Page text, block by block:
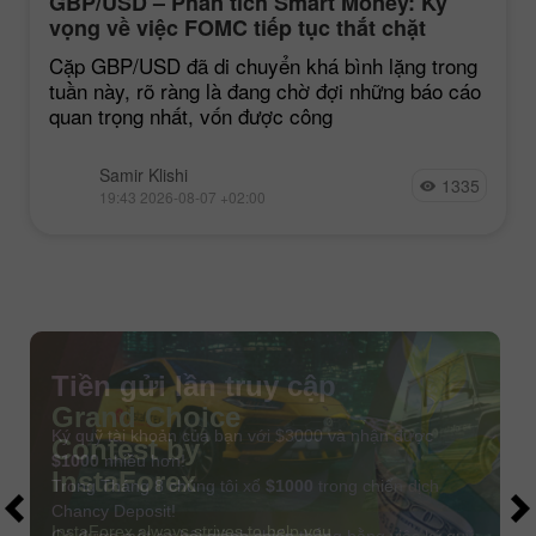
vọng về việc FOMC tiếp tục thắt chặt
chính sách vẫn ở mức thấp
Cặp GBP/USD đã di chuyển khá bình lặng trong
tuần này, rõ ràng là đang chờ đợi những báo cáo
quan trọng nhất, vốn được công
Samir Klishi
19:43 2026-08-07 +02:00 1335
Tiền gửi lần truy cập
Ký quỹ tài khoản của bạn với $3000 và nhận được
$1000nhiều hơn!
Trong Tháng 8 chúng tôi xổ $1000 trong chiến dịch
Chancy Deposit!